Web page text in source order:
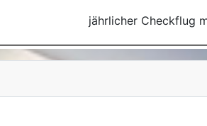
jährlicher Checkflug